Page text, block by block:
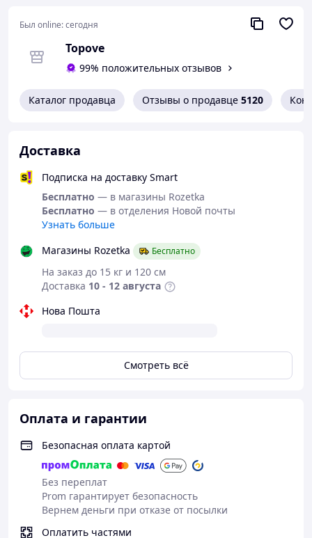
----------------------- -------------------------------------------------- ---
-------------------------------------------
измельчителем -лучший в своем классе, с
Посмотрите на фото, насколько качественна наша
помпа. Нам нравится их продавать, потому что к
этому товару практически нет претензий - тогда и
покупатель, и мы спокойны.
Был online:сегодня
Topove
99% положительных отзывов
Каталог продавца Отзывы о продавце 5120
Доставка
Подписка на доставку Smart
Бесплатно — в магазины Rozetka
Бесплатно — в отделения Новой почты
Узнать больше
Магазины Rozetka
Бесплатно
На заказ до 15 кг и 120 см
Доставка 10 - 12 августа
Нова Пошта
Смотреть всё
Оплата и гарантии
Безопасная оплата картой
Без переплат
Prom гарантирует безопасность
Вернем деньги при отказе от посылки
Оплатить частями